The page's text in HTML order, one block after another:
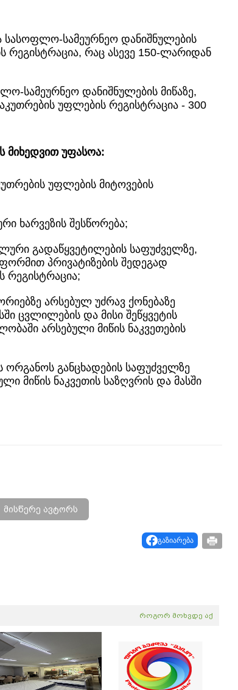
სასოფლო-სამეურნეო დანიშნულების
რეგისტრაცია, რაც ასევე 150-ლარიდან
სამეურნეო დანიშნულების მიწაზე,
უფლების რეგისტრაცია - 300
მიხედვით უფასოა:
უფლების მიტოვების
ხარვეზის შესწორება;
გადაწყვეტილების საფუძველზე,
პრივატიზების შედეგად
რეგისტრაცია;
არსებულ უძრავ ქონებაზე
ცვლილების და მისი შეწყვეტის
არსებული მიწის ნაკვეთების
განცხადების საფუძველზე
მიწის ნაკვეთის საზღვრის და მასში
მისწერე ავტორს
გაზიარება
როგორ მოხვდე აქ